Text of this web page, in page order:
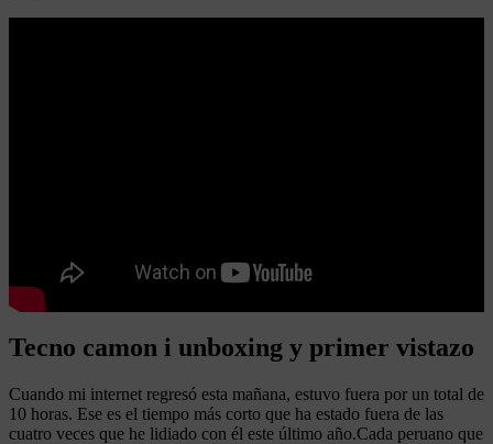
Tecno camon i unboxing y primer vistazo
Cuando mi internet regresó esta mañana, estuvo fuera por un total de
10 horas. Ese es el tiempo más corto que ha estado fuera de las
cuatro veces que he lidiado con él este último año.Cada peruano que